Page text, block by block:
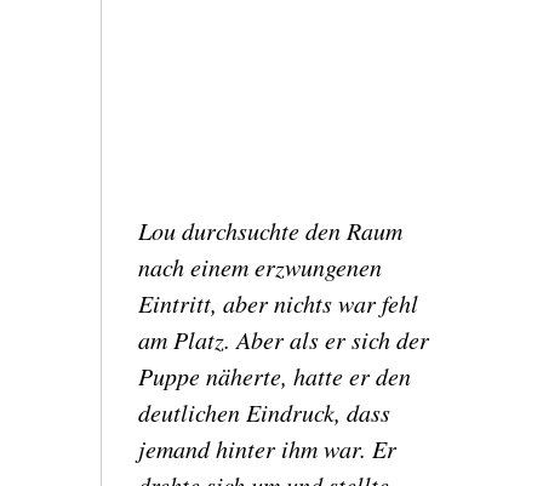
Lou durchsuchte den Raum
nach einem erzwungenen
Eintritt, aber nichts war fehl
am Platz. Aber als er sich der
Puppe näherte, hatte er den
deutlichen Eindruck, dass
jemand hinter ihm war. Er